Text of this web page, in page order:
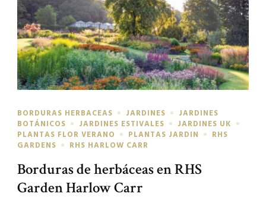
BORDURAS HERBACEAS JARDINES
JARDINES
BOTÁNICOS
JARDINES ESTIVALES
JARDINES UK
PLANTAS FLOR VERANO
PLANTAS JARDIN
RHS
GARDENS
RHS HARLOW CARR
Borduras de herbáceas en RHS
Garden Harlow Carr